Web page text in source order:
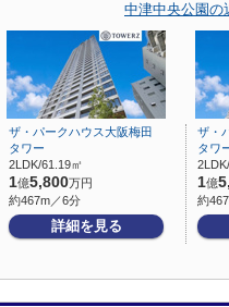
中津中央公園の
ザ・パークハウス大阪梅田
タワー
2LDK/61.19㎡
1億5,800万円
約467m／6分
詳細を見る
ザ・
タワ
1億
約